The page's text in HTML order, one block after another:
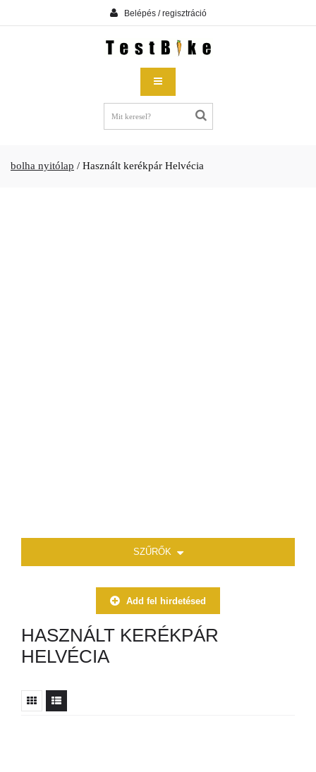
Belépés / regisztráció
bolha nyitólap / Használt kerékpár Helvécia
SZŰRŐK
Add fel hirdetésed
HASZNÁLT KERÉKPÁR
HELVÉCIA